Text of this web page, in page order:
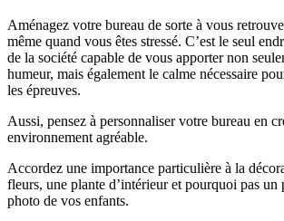
Aménagez votre bureau de sorte à vous
même quand vous êtes stressé. C’est le seul
de la société capable de vous apporter non
humeur, mais également le calme nécessaire
les épreuves.
Aussi, pensez à personnaliser votre bureau en
environnement agréable.
Accordez une importance particulière à la
fleurs, une plante d’intérieur et pourquoi pas un
photo de vos enfants.